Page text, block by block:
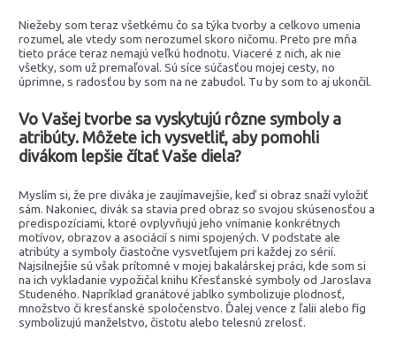
Niežeby som teraz všetkému čo sa týka tvorby a celkovo umenia
rozumel, ale vtedy som nerozumel skoro ničomu. Preto pre mňa
tieto práce teraz nemajú veľkú hodnotu. Viaceré z nich, ak nie
všetky, som už premaľoval. Sú síce súčasťou mojej cesty, no
úprimne, s radosťou by som na ne zabudol. Tu by som to aj ukončil.
Vo Vašej tvorbe sa vyskytujú rôzne symboly a
atribúty. Môžete ich vysvetliť, aby pomohli
divákom lepšie čítať Vaše diela?
Myslím si, že pre diváka je zaujímavejšie, keď si obraz snaží vyložiť
sám. Nakoniec, divák sa stavia pred obraz so svojou skúsenosťou a
predispozíciami, ktoré ovplyvňujú jeho vnímanie konkrétnych
motívov, obrazov a asociácií s nimi spojených. V podstate ale
atribúty a symboly čiastočne vysvetľujem pri každej zo sérií.
Najsilnejšie sú však prítomné v mojej bakalárskej práci, kde som si
na ich vykladanie vypožičal knihu Křesťanské symboly od Jaroslava
Studeného. Napríklad granátové jablko symbolizuje plodnosť,
množstvo či kresťanské spoločenstvo. Ďalej vence z ľalii alebo fíg
symbolizujú manželstvo, čistotu alebo telesnú zrelosť.